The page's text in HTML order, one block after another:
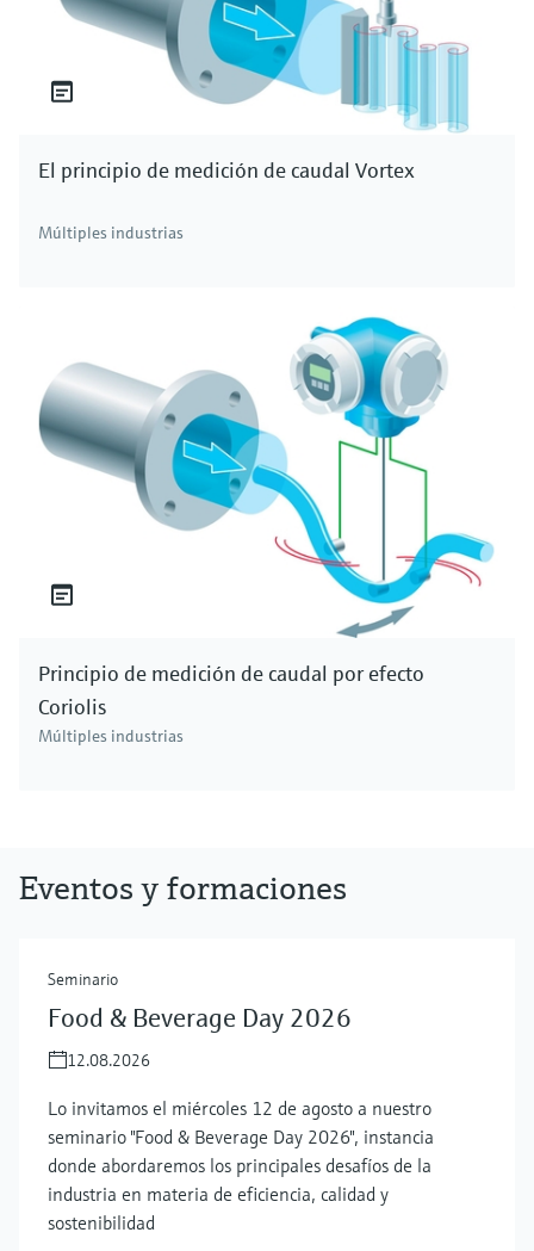
El principio de medición de caudal Vortex
Múltiples industrias
Principio de medición de caudal por efecto
Coriolis
Múltiples industrias
Eventos y formaciones
Seminario
Food & Beverage Day 2026
12.08.2026
Lo invitamos el miércoles 12 de agosto a nuestro
seminario "Food & Beverage Day 2026", instancia
donde abordaremos los principales desafíos de la
industria en materia de eficiencia, calidad y
sostenibilidad